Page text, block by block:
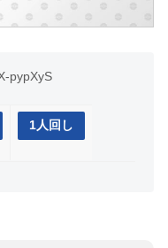
pypXyS
1人回し